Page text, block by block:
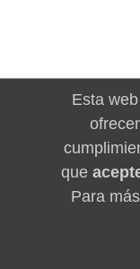
Esta
que
Para